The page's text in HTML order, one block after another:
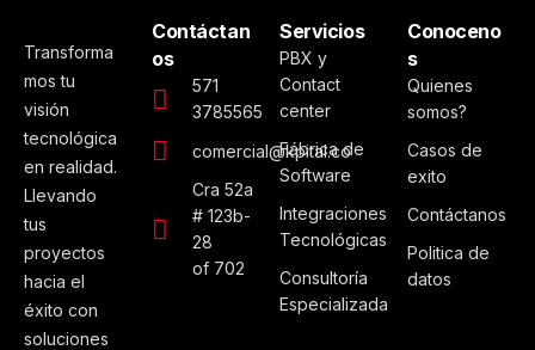
Transforma
mos tu
visión
tecnológica
en realidad.
Llevando
tus
proyectos
hacia el
éxito con
soluciones
Contáctan
os
571
3785565
comercial@kpital.co
Cra 52a
# 123b-
28
of 702
Servicios
PBX y
Contact
center
Fábrica de
Software
Integraciones
Tecnológicas
Consultoría
Especializada
Conoceno
s
Quienes
somos?
Casos de
exito
Contáctanos
Politica de
datos